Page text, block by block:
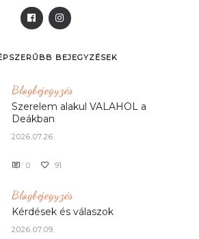
BEJEGYZÉSEK
Blogbejegyzés
Szerelem alakul VALAHOL a
Deákban
2026.07.26.
0 91
Blogbejegyzés
Kérdések és válaszok
2026.07.09.